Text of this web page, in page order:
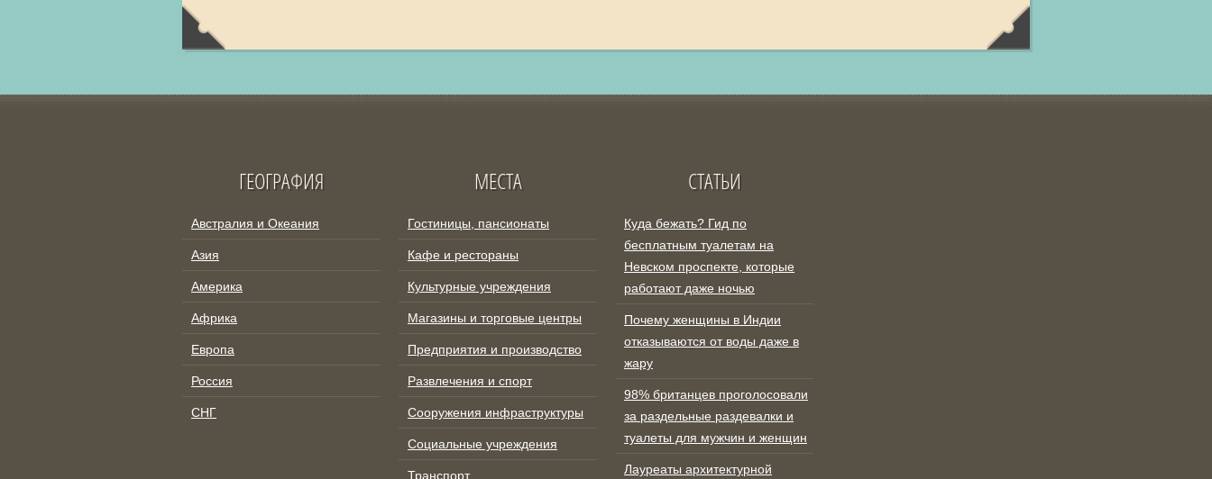
ГЕОГРАФИЯ
Австралия и Океания
Азия
Америка
Африка
Европа
Россия
СНГ
МЕСТА
Гостиницы, пансионаты
Кафе и рестораны
Культурные учреждения
Магазины и торговые центры
Предприятия и производство
Развлечения и спорт
Сооружения инфраструктуры
Социальные учреждения
Транспорт
СТАТЬИ
Куда бежать? Гид по
бесплатным туалетам на
Невском проспекте, которые
работают даже ночью
Почему женщины в Индии
отказываются от воды даже в
жару
98% британцев проголосовали
за раздельные раздевалки и
туалеты для мужчин и женщин
Лауреаты архитектурной